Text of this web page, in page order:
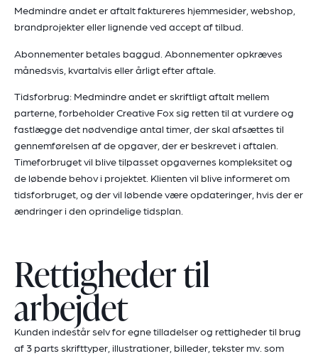
Medmindre andet er aftalt faktureres hjemmesider, webshop,
brandprojekter eller lignende ved accept af tilbud.
Abonnementer betales baggud. Abonnementer opkræves
månedsvis, kvartalvis eller årligt efter aftale.
Tidsforbrug: Medmindre andet er skriftligt aftalt mellem
parterne, forbeholder Creative Fox sig retten til at vurdere og
fastlægge det nødvendige antal timer, der skal afsættes til
gennemførelsen af de opgaver, der er beskrevet i aftalen.
Timeforbruget vil blive tilpasset opgavernes kompleksitet og
de løbende behov i projektet. Klienten vil blive informeret om
tidsforbruget, og der vil løbende være opdateringer, hvis der er
ændringer i den oprindelige tidsplan.
Rettigheder til
arbejdet
Kunden indestår selv for egne tilladelser og rettigheder til brug
af 3 parts skrifttyper, illustrationer, billeder, tekster mv. som